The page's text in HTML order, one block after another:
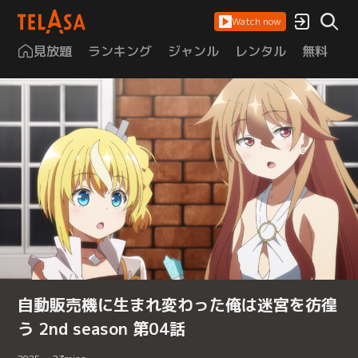
Watch now
見放題 ランキング ジャンル レンタル 無料
自動販売機に生まれ変わった俺は迷宮を彷徨
う 2nd season 第04話